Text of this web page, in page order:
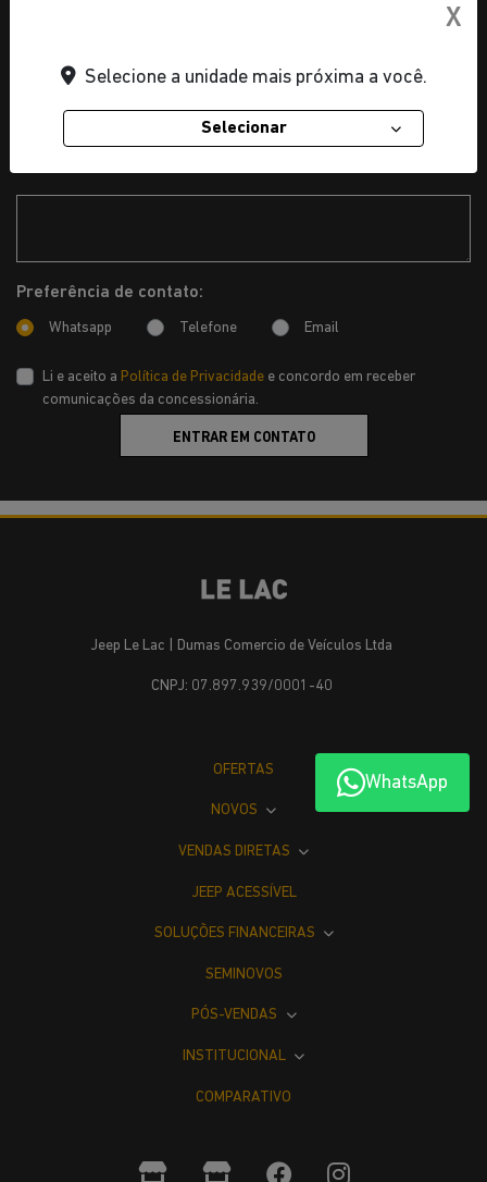
Envio de arquivo no formato PDF, DOC e DOCX. O
Preferência de contato:
Whatsapp Telefone Email
Li e aceito a Política de Privacidade e concordo em receber
comunicações da concessionária.
ENTRAR EM CONTATO
WhatsApp
Jeep Le Lac | Dumas Comercio de Veículos Ltda
CNPJ: 07.897.939/0001-40
OFERTAS
NOVOS
VENDAS DIRETAS
JEEP ACESSÍVEL
SOLUÇÕES FINANCEIRAS
SEMINOVOS
PÓS-VENDAS
INSTITUCIONAL
COMPARATIVO
X
Selecione a unidade mais próxima a você.
Selecionar